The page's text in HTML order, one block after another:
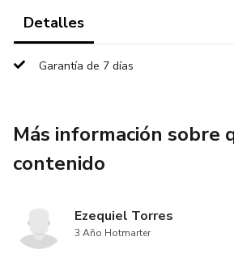
Detalles
Garantía de 7 días
Más información sobre
contenido
Ezequiel Torres
3 Año Hotmarter